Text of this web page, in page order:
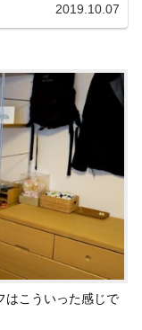
2019.10.07
はこういった感じで